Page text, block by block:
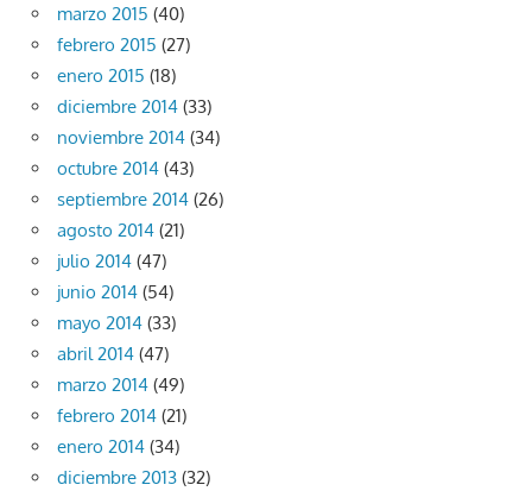
marzo 2015 (40)
febrero 2015 (27)
enero 2015 (18)
diciembre 2014 (33)
noviembre 2014 (34)
octubre 2014 (43)
septiembre 2014 (26)
agosto 2014 (21)
julio 2014 (47)
junio 2014 (54)
mayo 2014 (33)
abril 2014 (47)
marzo 2014 (49)
febrero 2014 (21)
enero 2014 (34)
diciembre 2013 (32)